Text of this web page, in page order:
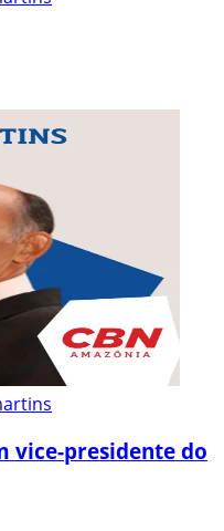
vice-presidente do